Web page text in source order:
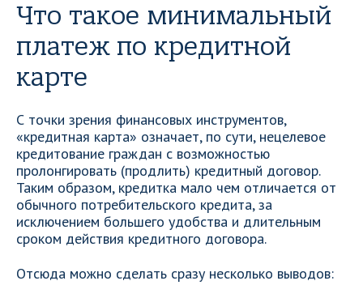
Что такое минимальный
платеж по кредитной
карте
С точки зрения финансовых инструментов,
«кредитная карта» означает, по сути, нецелевое
кредитование граждан с возможностью
пролонгировать (продлить) кредитный договор.
Таким образом, кредитка мало чем отличается от
обычного потребительского кредита, за
исключением большего удобства и длительным
сроком действия кредитного договора.
Отсюда можно сделать сразу несколько выводов: